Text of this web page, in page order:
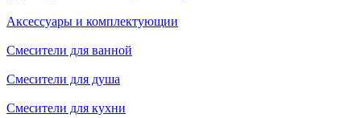
Аксессуары и комплектующии
Смесители для ванной
Смесители для душа
Смесители для кухни